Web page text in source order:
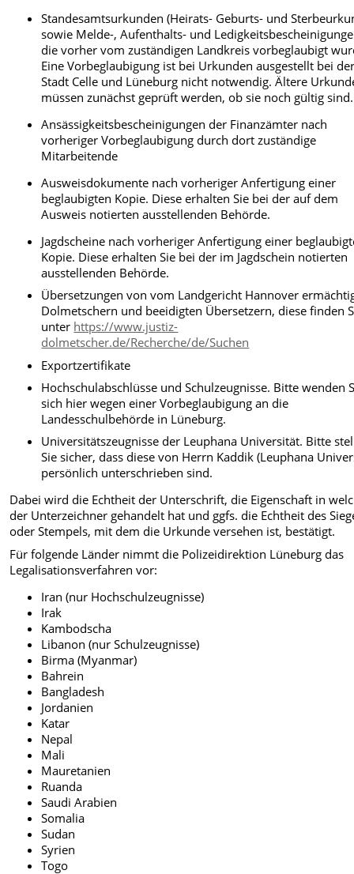
Standesamtsurkunden (Heirats- Geburts- und
sowie Melde-, Aufenthalts- und
die vorher vom zuständigen Landkreis vorbeglaubigt
Eine Vorbeglaubigung ist bei Urkunden ausgestellt bei
Stadt Celle und Lüneburg nicht notwendig. Ältere
müssen zunächst geprüft werden, ob sie noch gültig sind.
Ansässigkeitsbescheinigungen der Finanzämter nach
vorheriger Vorbeglaubigung durch dort zuständige
Mitarbeitende
Ausweisdokumente nach vorheriger Anfertigung einer
beglaubigten Kopie. Diese erhalten Sie bei der auf dem
Ausweis notierten ausstellenden Behörde.
Jagdscheine nach vorheriger Anfertigung einer
Kopie. Diese erhalten Sie bei der im Jagdschein notierten
ausstellenden Behörde.
Übersetzungen von vom Landgericht Hannover
Dolmetschern und beeidigten Übersetzern, diese finden
unter https://www.justiz-
dolmetscher.de/Recherche/de/Suchen
Exportzertifikate
Hochschulabschlüsse und Schulzeugnisse. Bitte wenden
sich hier wegen einer Vorbeglaubigung an die
Landesschulbehörde in Lüneburg.
Universitätszeugnisse der Leuphana Universität. Bitte
Sie sicher, dass diese von Herrn Kaddik (Leuphana
persönlich unterschrieben sind.
Dabei wird die Echtheit der Unterschrift, die Eigenschaft in
der Unterzeichner gehandelt hat und ggfs. die Echtheit des
oder Stempels, mit dem die Urkunde versehen ist, bestätigt.
Für folgende Länder nimmt die Polizeidirektion Lüneburg das
Legalisationsverfahren vor:
Iran (nur Hochschulzeugnisse)
Irak
Kambodscha
Libanon (nur Schulzeugnisse)
Birma (Myanmar)
Bahrein
Bangladesh
Jordanien
Katar
Nepal
Mali
Mauretanien
Ruanda
Saudi Arabien
Somalia
Sudan
Syrien
Togo